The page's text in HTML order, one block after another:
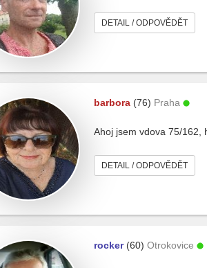
DETAIL / ODPOVĚDĚT
barbora (76) Praha
Ahoj jsem vdova 75/162,
DETAIL / ODPOVĚDĚT
rocker(60) Otrokovice